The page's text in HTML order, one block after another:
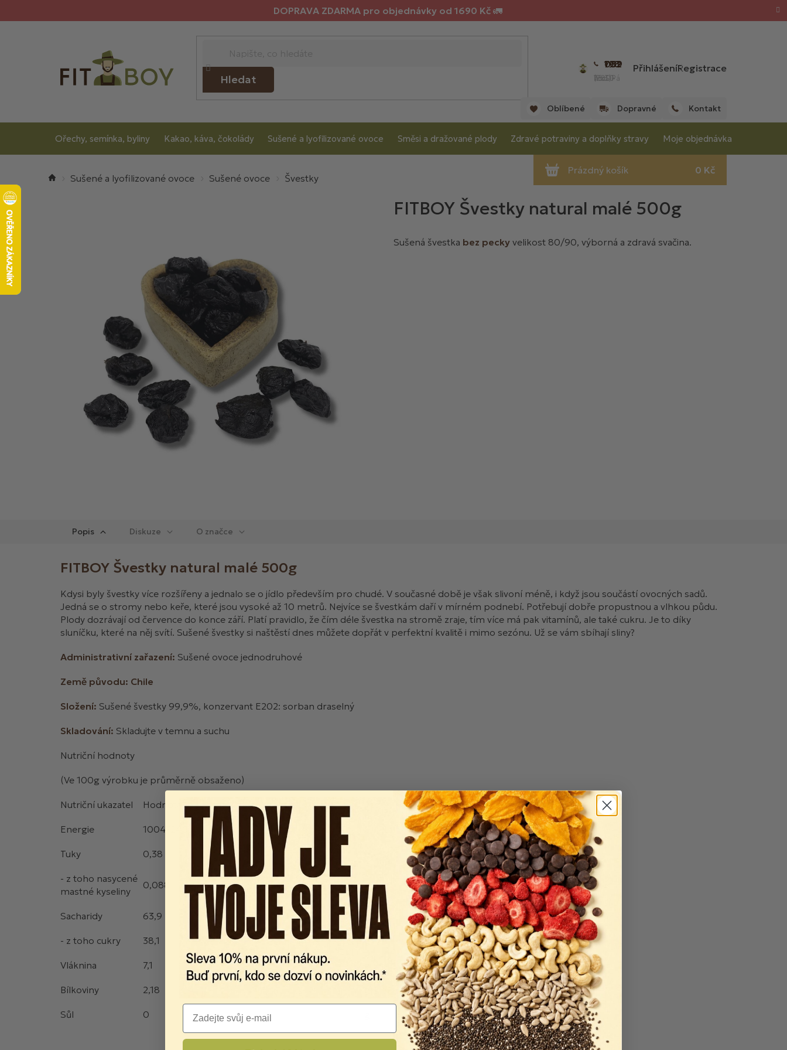
DOPRAVA ZDARMA pro objednávky od 1690 Kč 🚛
Hledat
702 059 198
(Po - Pá 7:00 - 15:30 hod.)
PřihlášeníRegistrace
Oblíbené Dopravné Kontakt
Ořechy, semínka, byliny Kakao, káva, čokolády Sušené a lyofilizované ovoce Směsi a dražované plody Zdravé potraviny a doplňky stravy Moje objednávka
Domů Sušené a lyofilizované ovoce Sušené ovoce Švestky
FITBOY Švestky natural malé 500g
Sušená švestka bez pecky velikost 80/90, výborná a zdravá svačina.
Popis Diskuze
FITBOY Švestky natural malé 500g
Kdysi byly švestky více rozšířeny a jednalo se o jídlo především pro chudé. V současné době je však slivoní méně, i když jsou součástí ovocných sadů.
Jedná se o stromy nebo keře, které jsou vysoké až 10 metrů. Nejvíce se švestkám daří v mírném podnebí. Potřebují dobře propustnou a vlhkou půdu.
Plody dozrávají od července do konce září. Platí pravidlo, že čím déle švestka na stromě zraje, tím více má pak vitamínů, ale také cukru. Je to díky
sluníčku, které na něj svítí. Sušené švestky si naštěstí dnes můžete dopřát v perfektní kvalitě i mimo sezónu. Už se vám sbíhají sliny?
Administrativní zařazení: Sušené ovoce jednodruhové
Země původu: Chile
Složení: Sušené švestky 99,9%, konzervant E202: sorban draselný
Skladování: Skladujte v temnu a suchu
Nutriční hodnoty
(Ve 100g výrobku je průměrně obsaženo)
Nutriční ukazatel Hodnota Jednotka
Energie 1004/240
Tuky 0,38
- z toho nasycené
mastné kyseliny
0,088 g
Sacharidy 63,9 g
- z toho cukry 38,1 g
Vláknina 7,1
Bílkoviny 2,18
Sůl 0
Email